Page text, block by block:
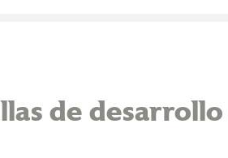
de desarrollo